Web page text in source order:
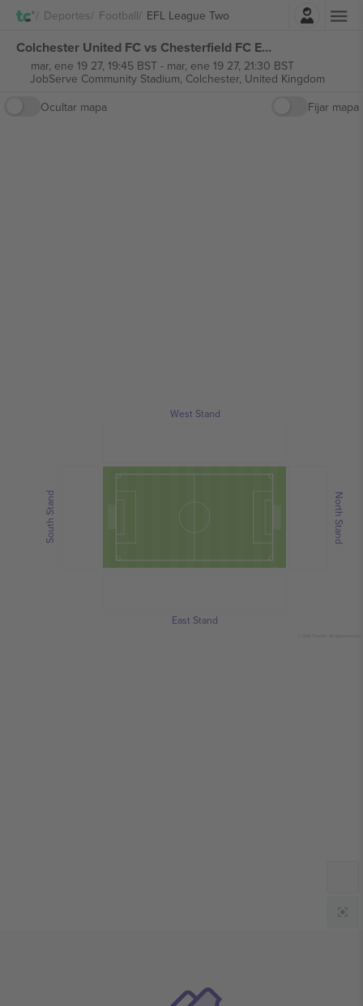
Deportes Football EFL League Two
Iniciar sesión
Colchester United FC vs Chesterfield FC EFL League Two entradas
mar, ene 19 27, 19:45 BST- mar, ene 19 27, 21:30 BST
JobServe Community Stadium, Colchester, United Kingdom
Ocultar mapa
Fijar mapa
West Stand
North Stand
East Stand
South Stand